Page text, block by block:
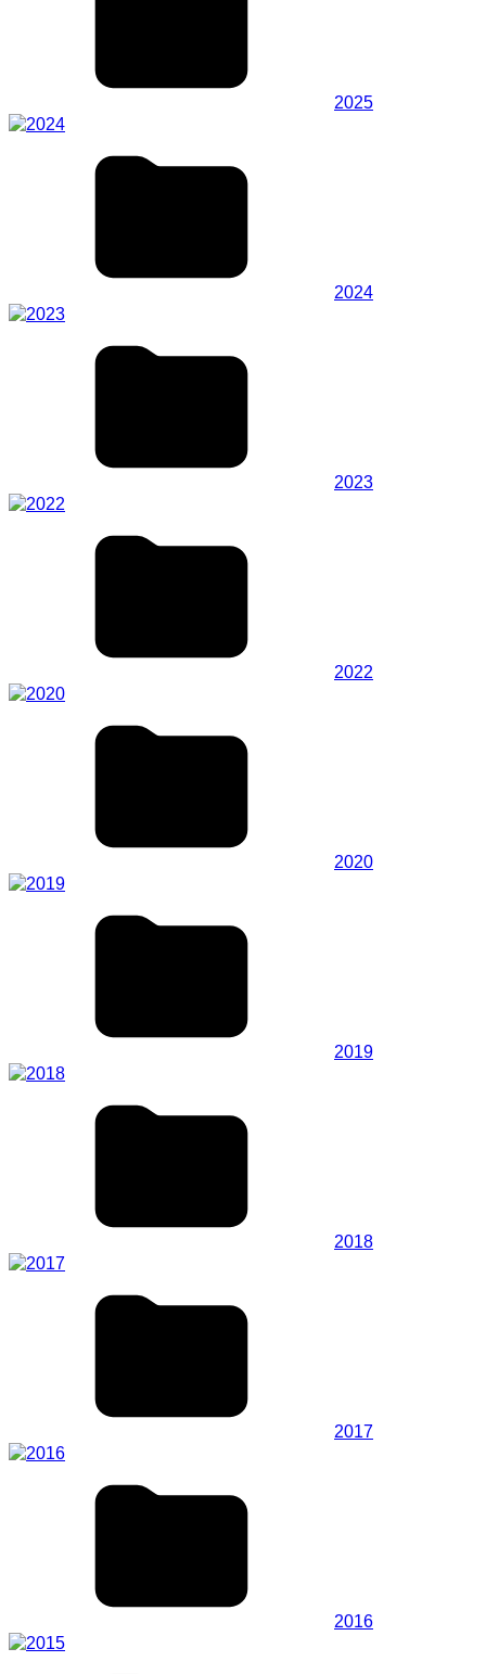
2025
2024
2023
2022
2020
2019
2018
2017
2016